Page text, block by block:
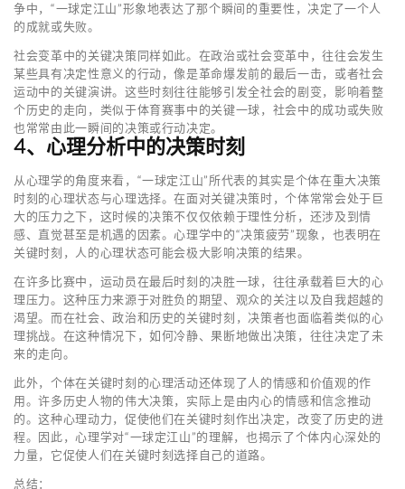
争中，“一球定江山”形象地表达了那个瞬间的重要性，决定了一个人
的成就或失败。
社会变革中的关键决策同样如此。在政治或社会变革中，往往会发生
某些具有决定性意义的行动，像是革命爆发前的最后一击，或者社会
运动中的关键演讲。这些时刻往往能够引发全社会的剧变，影响着整
个历史的走向，类似于体育赛事中的关键一球，社会中的成功或失败
也常常由此一瞬间的决策或行动决定。
4、心理分析中的决策时刻
从心理学的角度来看，“一球定江山”所代表的其实是个体在重大决策
时刻的心理状态与心理选择。在面对关键决策时，个体常常会处于巨
大的压力之下，这时候的决策不仅仅依赖于理性分析，还涉及到情
感、直觉甚至是机遇的因素。心理学中的“决策疲劳”现象，也表明在
关键时刻，人的心理状态可能会极大影响决策的结果。
在许多比赛中，运动员在最后时刻的决胜一球，往往承载着巨大的心
理压力。这种压力来源于对胜负的期望、观众的关注以及自我超越的
渴望。而在社会、政治和历史的关键时刻，决策者也面临着类似的心
理挑战。在这种情况下，如何冷静、果断地做出决策，往往决定了未
来的走向。
此外，个体在关键时刻的心理活动还体现了人的情感和价值观的作
用。许多历史人物的伟大决策，实际上是由内心的情感和信念推动
的。这种心理动力，促使他们在关键时刻作出决定，改变了历史的进
程。因此，心理学对“一球定江山”的理解，也揭示了个体内心深处的
力量，它促使人们在关键时刻选择自己的道路。
总结：